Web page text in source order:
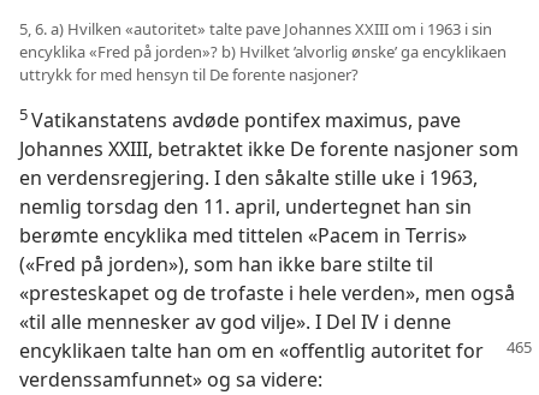
5, 6. a) Hvilken «autoritet» talte pave Johannes XXIII om i 1963 i sin
encyklika «Fred på jorden»? b) Hvilket ’alvorlig ønske’ ga encyklikaen
uttrykk for med hensyn til De forente nasjoner?
5Vatikanstatens avdøde pontifex maximus, pave
Johannes XXIII, betraktet ikke De forente nasjoner som
en verdensregjering. I den såkalte stille uke i 1963,
nemlig torsdag den 11. april, undertegnet han sin
berømte encyklika med tittelen «Pacem in Terris»
(«Fred på jorden»), som han ikke bare stilte til
«presteskapet og de trofaste i hele verden», men også
«til alle mennesker av god vilje». I Del IV i denne
encyklikaen talte han om en «offentlig autoritet for
verdenssamfunnet» og sa videre: